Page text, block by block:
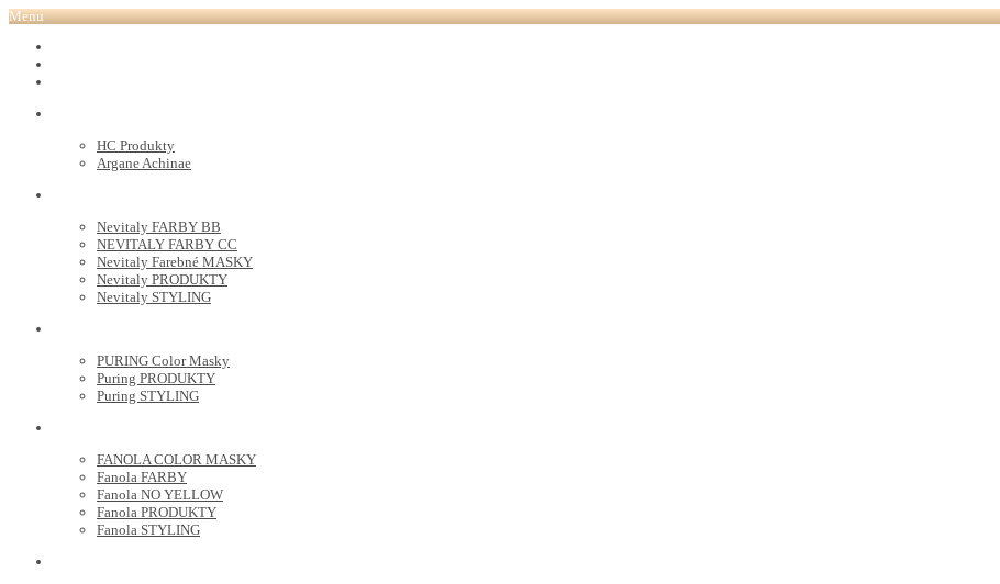
Menu
HC Produkty
Argane Achinae
Nevitaly FARBY BB
NEVITALY FARBY CC
Nevitaly Farebné MASKY
Nevitaly PRODUKTY
Nevitaly STYLING
PURING Color Masky
Puring PRODUKTY
Puring STYLING
FANOLA COLOR MASKY
Fanola FARBY
Fanola NO YELLOW
Fanola PRODUKTY
Fanola STYLING